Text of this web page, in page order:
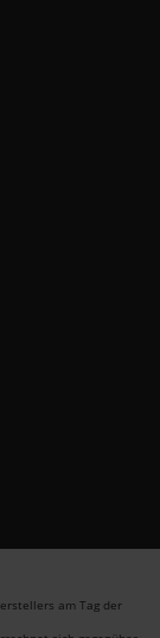
am Tag der